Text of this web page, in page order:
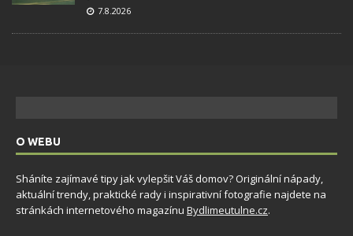
7.8.2026
O WEBU
Sháníte zajímavé tipy jak vylepšit Váš domov? Originální nápady,
aktuální trendy, praktické rady i inspirativní fotografie najdete na
stránkách internetového magazínu Bydlimeutulne.cz.